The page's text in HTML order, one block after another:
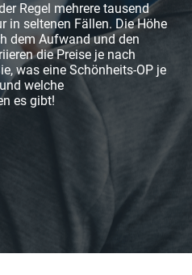
Regel mehrere tausend
in seltenen Fällen. Die Höhe
dem Aufwand und den
die Preise je nach
was eine Schönheits-OP je
welche
es gibt!